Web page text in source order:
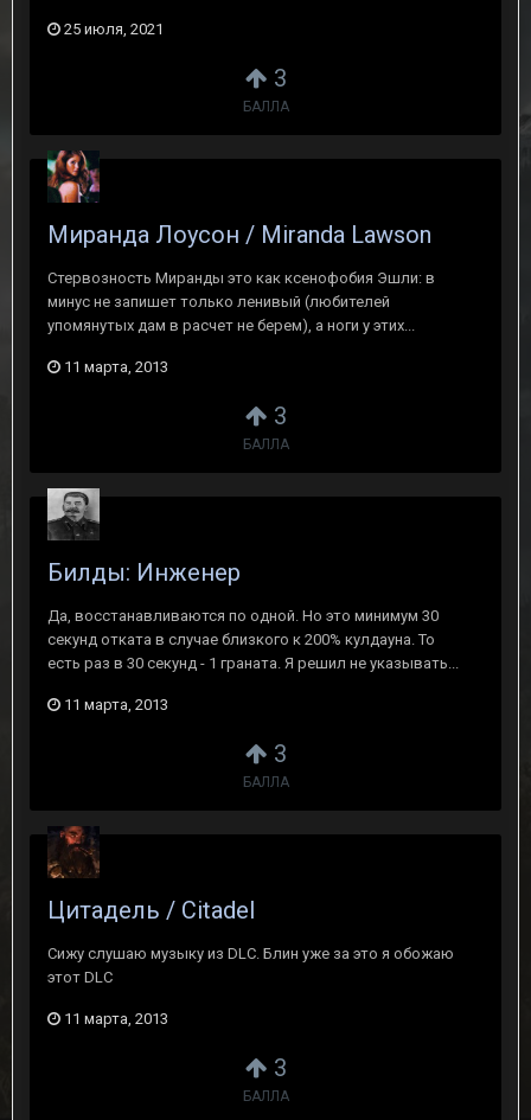
3
БАЛЛА
25 июля, 2021
3
БАЛЛА
Миранда Лоусон / Miranda Lawson
Стервозность Миранды это как ксенофобия Эшли: в
минус не запишет только ленивый (любителей
упомянутых дам в расчет не берем), а ноги у этих...
11 марта, 2013
3
БАЛЛА
Билды: Инженер
Да, восстанавливаются по одной. Но это минимум 30
секунд отката в случае близкого к 200% кулдауна. То
есть раз в 30 секунд - 1 граната. Я решил не указывать...
11 марта, 2013
3
БАЛЛА
Цитадель / Citadel
Сижу слушаю музыку из DLC. Блин уже за это я обожаю
этот DLC
11 марта, 2013